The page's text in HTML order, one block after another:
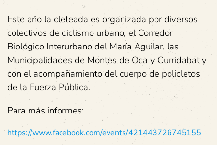
Este año la cleteada es organizada por diversos
colectivos de ciclismo urbano, el Corredor
Biológico Interurbano del María Aguilar, las
Municipalidades de Montes de Oca y Curridabat y
con el acompañamiento del cuerpo de policletos
de la Fuerza Pública.
Para más informes:
https://www.facebook.com/events/421443726745155